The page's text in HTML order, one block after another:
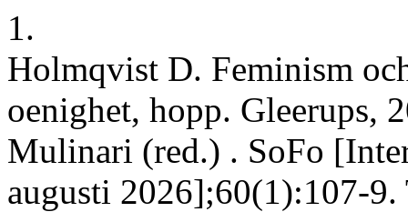
1.
Holmqvist D. Feminism
oenighet, hopp. Gleerups,
Mulinari (red.) . SoFo
augusti 2026];60(1):107-